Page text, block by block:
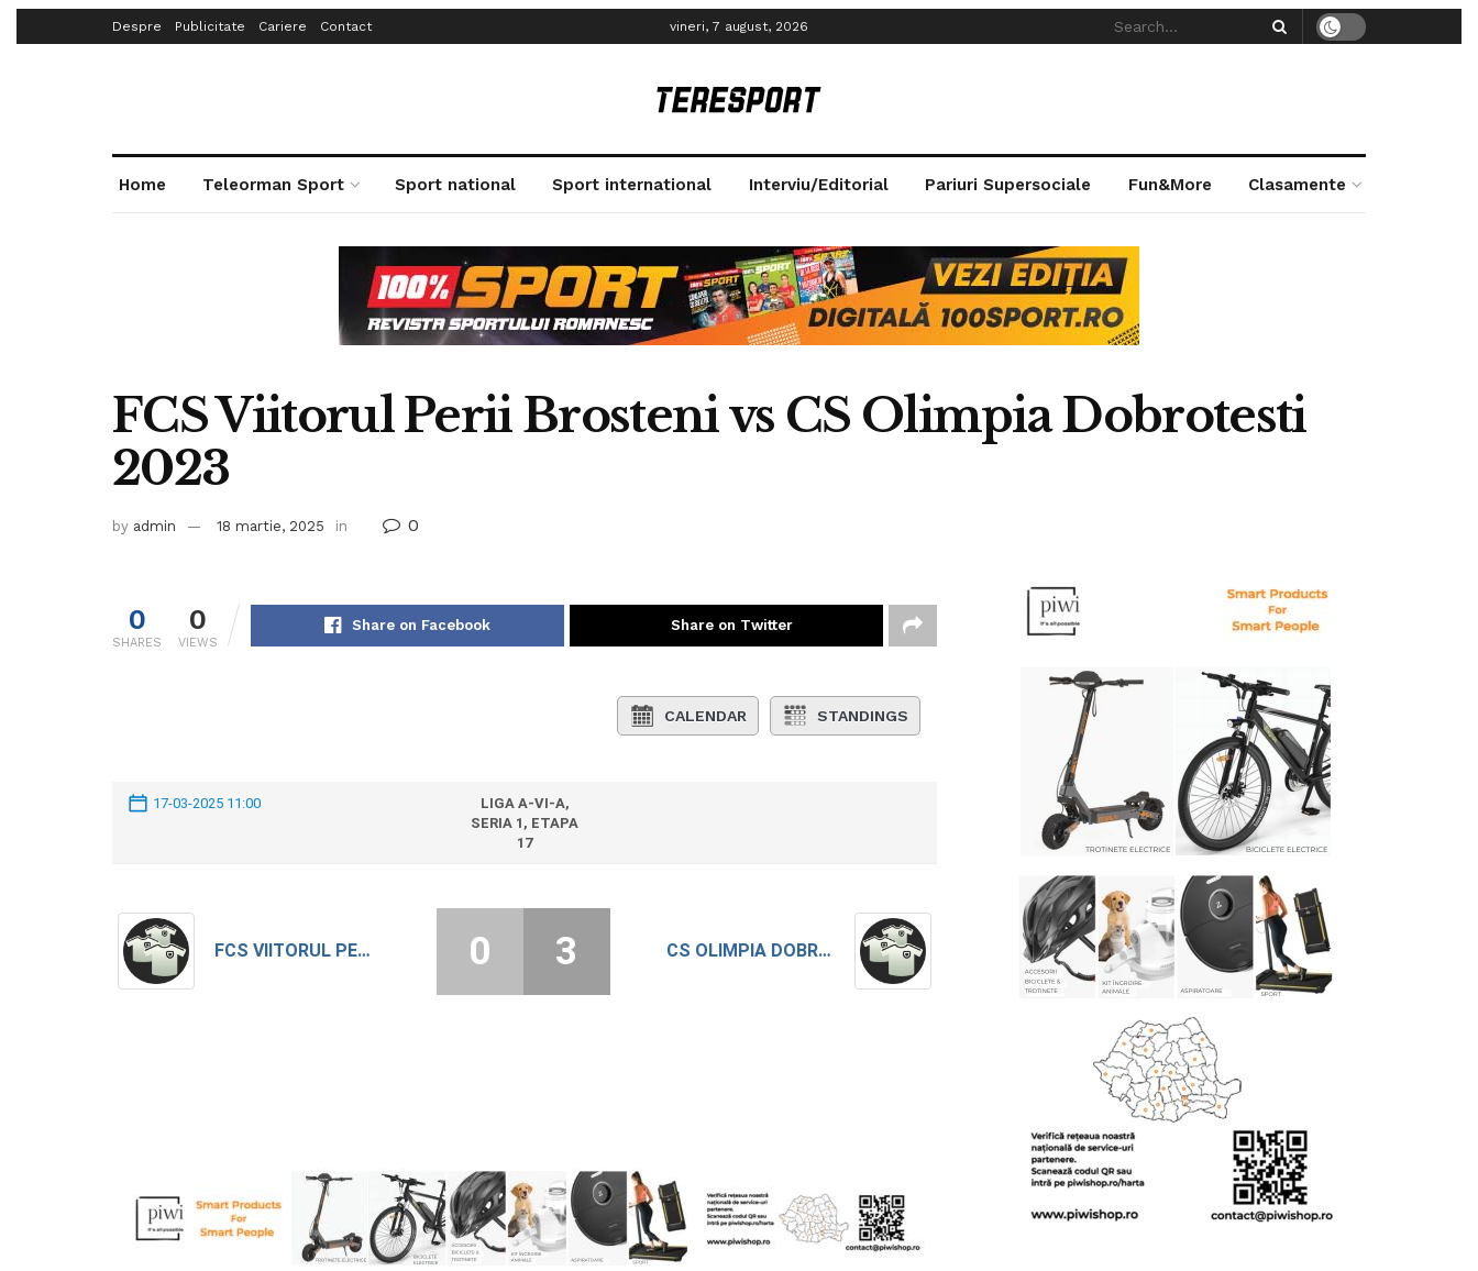
Despre Publicitate Cariere Contact vineri, 7 august, 2026
Home Teleorman Sport Sport national Sport international Interviu/Editorial Pariuri Supersociale Fun&More Clasamente
FCS Viitorul Perii Brosteni vs CS Olimpia Dobrotesti
2023
by admin 18 martie, 2025 in 0
0
SHARES
0
VIEWS
Share on Facebook Share on Twitter
CALENDAR STANDINGS
17-03-2025 11:00
LIGA A-VI-A,
SERIA 1, ETAPA
17
FCS VIITORUL PERII BROSTENI CS OLIMPIA DOBROTESTI 2023
0 3